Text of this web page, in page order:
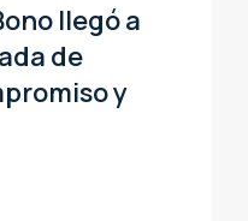
llegó a
de
y